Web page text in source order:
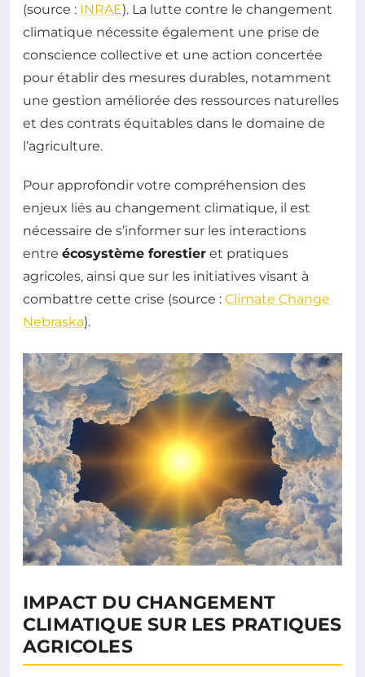
(source : INRAE). La lutte contre le changement
climatique nécessite également une prise de
conscience collective et une action concertée
pour établir des mesures durables, notamment
une gestion améliorée des ressources naturelles
et des contrats équitables dans le domaine de
l’agriculture.
Pour approfondir votre compréhension des
enjeux liés au changement climatique, il est
nécessaire de s’informer sur les interactions
entre écosystème forestier et pratiques
agricoles, ainsi que sur les initiatives visant à
combattre cette crise (source : Climate Change
Nebraska).
IMPACT DU CHANGEMENT
CLIMATIQUE SUR LES PRATIQUES
AGRICOLES